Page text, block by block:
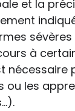
et la
à
nécessaire
ou les